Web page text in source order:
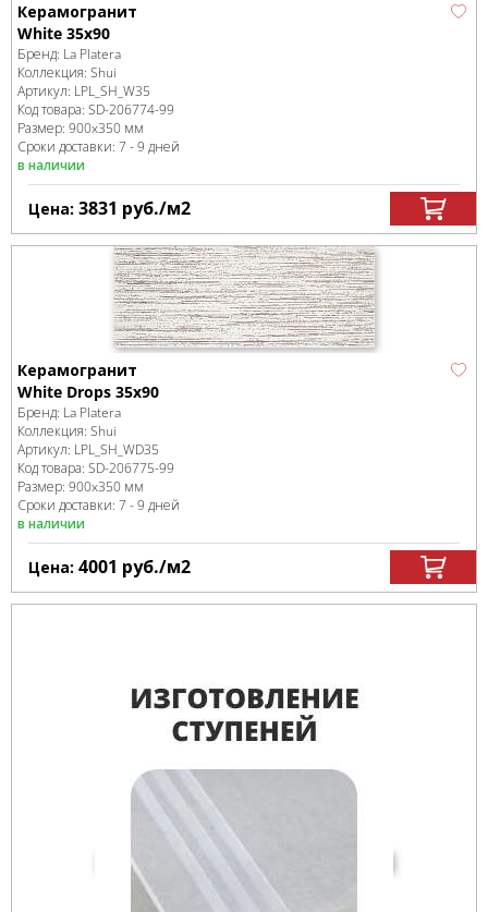
Керамогранит
White 35x90
Бренд: La Platera
Коллекция: Shui
Артикул: LPL_SH_W35
Код товара: SD-206774-99
Размер: 900x350 мм
Сроки доставки: 7 - 9 дней
в наличии
Цена: 3831 руб./м2
Керамогранит
White Drops 35x90
Бренд: La Platera
Коллекция: Shui
Артикул: LPL_SH_WD35
Код товара: SD-206775-99
Размер: 900x350 мм
Сроки доставки: 7 - 9 дней
в наличии
Цена: 4001 руб./м2